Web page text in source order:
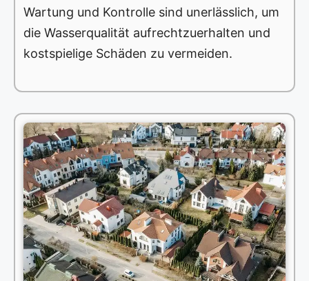
Wartung und Kontrolle sind unerlässlich, um
die Wasserqualität aufrechtzuerhalten und
kostspielige Schäden zu vermeiden.